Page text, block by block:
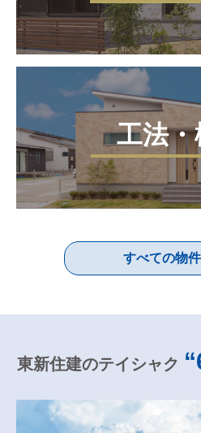
工法・
すべての物
東新住建のテイシャク